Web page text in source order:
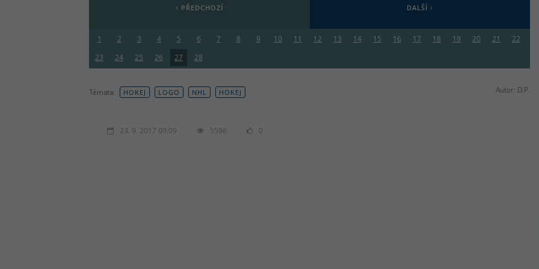
PŘEDCHOZÍ DALŠÍ
1 2 3 4 5 6 7 8 9 10 11 12 13 14 15 16 17 18 19 20 21
22
23
24 25 26 27 28
Autor: D.P.
Témata: HOKEJ LOGO NHL HOKEJ
23. 9. 2017 09:09 5596 0